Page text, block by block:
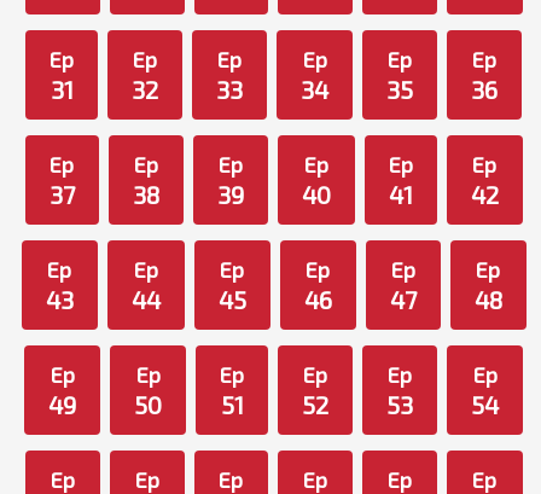
Ep
31
Ep
32
Ep
33
Ep
34
Ep
35
Ep
36
Ep
37
Ep
38
Ep
39
Ep
40
Ep
41
Ep
42
Ep
43
Ep
44
Ep
45
Ep
46
Ep
47
Ep
48
Ep
49
Ep
50
Ep
51
Ep
52
Ep
53
Ep
54
Ep Ep Ep Ep Ep Ep